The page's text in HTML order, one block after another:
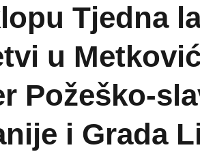
Tjedna
u
Požeško-
i Grada